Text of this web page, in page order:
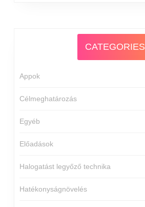
CATEGORIES
Appok
Célmeghatározás
Egyéb
Előadások
Halogatást legyőző technika
Hatékonyságnövelés